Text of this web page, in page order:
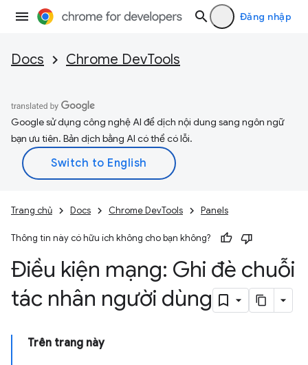
Đăng nhập
Docs Chrome DevTools
Google sử dụng công nghệ AI để dịch nội dung sang ngôn ngữ
bạn ưu tiên. Bản dịch bằng AI có thể có lỗi.
Trang chủ Docs Chrome DevTools Panels
Thông tin này có hữu ích không cho bạn không?
Điều kiện mạng: Ghi đè chuỗi
tác nhân người dùng
Trên trang này